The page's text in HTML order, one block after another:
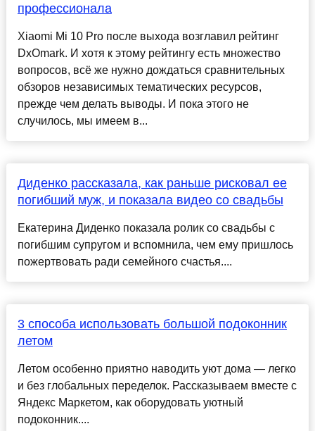
профессионала
Xiaomi Mi 10 Pro после выхода возглавил рейтинг
DxOmark. И хотя к этому рейтингу есть множество
вопросов, всё же нужно дождаться сравнительных
обзоров независимых тематических ресурсов,
прежде чем делать выводы. И пока этого не
случилось, мы имеем в...
Диденко рассказала, как раньше рисковал ее
погибший муж, и показала видео со свадьбы
Екатерина Диденко показала ролик со свадьбы с
погибшим супругом и вспомнила, чем ему пришлось
пожертвовать ради семейного счастья....
3 способа использовать большой подоконник
летом
Летом особенно приятно наводить уют дома — легко
и без глобальных переделок. Рассказываем вместе с
Яндекс Маркетом, как оборудовать уютный
подоконник....